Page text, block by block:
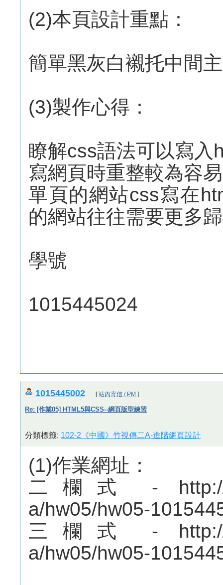
(2)本頁設計重點：
簡單黑灰白襯托中間
(3)製作心得：
瞭解css語法可以寫入
寫網頁時重整較為容易
單頁的網站css寫在
的網站往往需要更多
學號
1015445024
1015445002 [站內寄信 / PM ]
Re: [作業05] HTML5與CSS--網頁版型練習
分類標籤: 102-2《中國》竹視傳二A-進階網頁設計
(1)作業網址：
二欄式 - http://
a/hw05/hw05-
三欄式 - http://
a/hw05/hw05-